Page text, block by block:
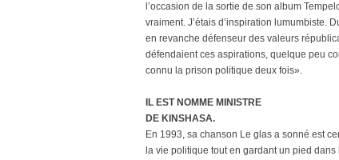
l’occasion de la sortie de son album
vraiment. J’étais d’inspiration lumumbiste.
en revanche défenseur des valeurs
défendaient ces aspirations, quelque peu
connu la prison politique deux fois».
IL EST NOMME MINISTRE
DE KINSHASA.
En 1993, sa chanson Le glas a sonné est
la vie politique tout en gardant un pied